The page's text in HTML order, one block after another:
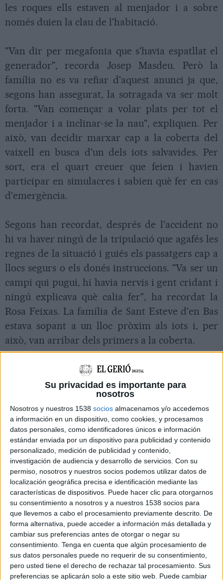
Su privacidad es importante para
nosotros
Nosotros y nuestros 1538 socios almacenamos y/o accedemos
a información en un dispositivo, como cookies, y procesamos
datos personales, como identificadores únicos e información
estándar enviada por un dispositivo para publicidad y contenido
personalizado, medición de publicidad y contenido,
investigación de audiencia y desarrollo de servicios. Con su
permiso, nosotros y nuestros socios podemos utilizar datos de
localización geográfica precisa e identificación mediante las
características de dispositivos. Puede hacer clic para otorgarnos
su consentimiento a nosotros y a nuestros 1538 socios para
que llevemos a cabo el procesamiento previamente descrito. De
forma alternativa, puede acceder a información más detallada y
cambiar sus preferencias antes de otorgar o negar su
consentimiento. Tenga en cuenta que algún procesamiento de
sus datos personales puede no requerir de su consentimiento,
pero usted tiene el derecho de rechazar tal procesamiento. Sus
preferencias se aplicarán solo a este sitio web. Puede cambiar
les roques ells estaven al menjador i a sobre
només duien la clau de l'habitació.
"Van dir per megafonia que s'havia espatllat el
generador", recorda Josep Masdeu. Però la
família no es va refiar d'aquest anunci ja que,
segons han assegurat, la sotragada va ser molt
forta. "Van començar a volar plats per tot el
menjador i a inclinar-se la nau", expliquen. Per
això, van decidir marxar cap a la coberta del
vaixell en busca d'un dels iots salvavides. Per
sort, era el quart creuer que feien i havien
participar en simulacres i sabien què fer en cas
d'emergència.
Segons han recordat, després de l'accident no
hi va haver ningú de la tripulació que agafés les
regnes de la situació i guiés els passatgers cap a
llocs segurs o els donés instruccions. "Va ser un
campi qui pugui, hi havia nervis i gent cridant i
ningú explicava què calia fer", ha recordat la
Rosa Feixas. La família de Sant Esteve d'en Bas
estava sopant a un lloc pròxim als iots i, per
això, van arribar dels primers a la coberta.
Llavors, asseguren que es van haver d'esperar
mitja hora perquè hi havia un cuiner que els
impedia pujar als iots i els demana que
s'esperessin i els assegurava que no passava res.
Finalment però, alguns passatgers van tirar pel
dret i vam començar a pujar en massa als iots.
"Jo havia demanat quanta gent hi cabia i
m'havien dit que 150 però els iots anaven plens
a vessar, hi havia cap a 50 persones de més a
cadascun i hi havia gent que va quedar amb mig
cos dins i mig cos fora, els havíem d'ajudar a no
caure", ha explicat Masdeu que recorda que,
fins i tot, van haver de tallar ells mateixos les
cordes que subjectaven el iot per la part
posterior per anivellar la nua.